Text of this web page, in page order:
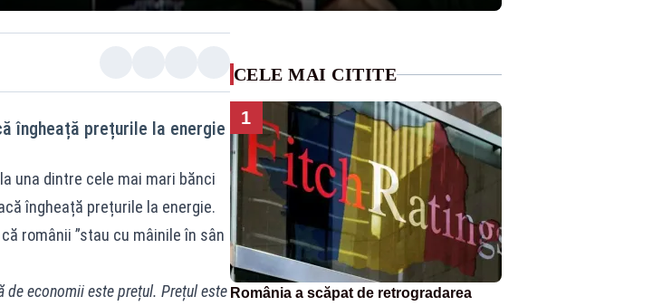
îngheață prețurile la energie
una dintre cele mai mari bănci
îngheață prețurile la energie.
românii ”stau cu mâinile în sân
de economii este prețul. Prețul este
CELE MAI CITITE
1
România a scăpat de retrogradarea